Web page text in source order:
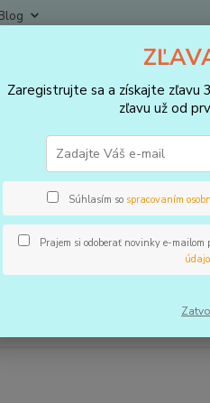
Stehno
Akcia
Zaregistrujte sa a získajte zľavu
zľavu už od
Súhlasím so spracovaním
Prajem si odoberať novinky e-mailom